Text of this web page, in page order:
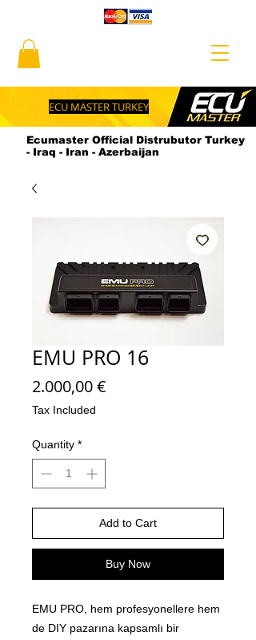
ECU MASTER TURKEY
Ecumaster Official Distrubutor Turkey
- Iraq - Iran - Azerbaijan
EMU PRO 16
2.000,00 €
Tax Included
Quantity *
Add to Cart
Buy Now
EMU PRO, hem profesyonellere hem
de DIY pazarına kapsamlı bir